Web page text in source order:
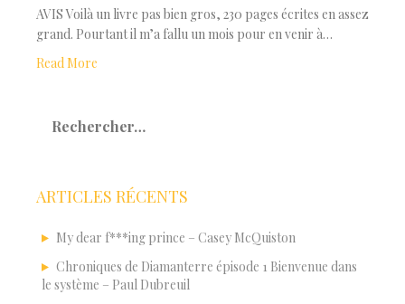
AVIS Voilà un livre pas bien gros, 230 pages écrites en assez
grand. Pourtant il m’a fallu un mois pour en venir à…
Read More
ARTICLES RÉCENTS
My dear f***ing prince – Casey McQuiston
Chroniques de Diamanterre épisode 1 Bienvenue dans
le système – Paul Dubreuil